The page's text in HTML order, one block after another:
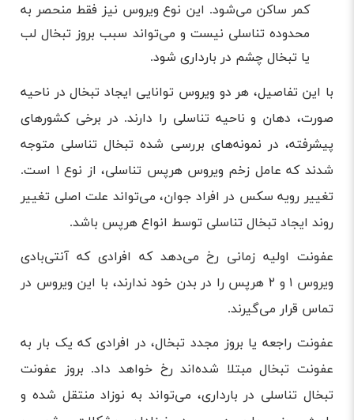
کمر ساکن می‌شود. این نوع ویروس نیز فقط منحصر به
محدوده تناسلی نیست و می‌تواند سبب بروز تبخال لب
یا تبخال چشم در بارداری شود.
با این تفاصیل، هر دو ویروس‌ توانایی ایجاد تبخال در ناحیه
صورت، دهان و ناحیه تناسلی را دارند. در برخی کشورهای
پیشرفته، در نمونه‌های بررسی شده تبخال تناسلی متوجه
شدند که عامل زخم ویروس هرپس تناسلی، از نوع ۱ است.
تغییر رویه سکس در افراد جوان، می‌تواند علت اصلی تغییر
روند ایجاد تبخال تناسلی توسط انواع هرپس باشد.
عفونت اولیه زمانی رخ می‌دهد که افرادی که آنتی‌بادی
ویروس ۱ و ۲ هرپس را در بدن خود ندارند، با این ویروس در
تماس قرار می‌گیرند.
عفونت راجعه یا بروز مجدد تبخال، در افرادی که یک بار به
عفونت تبخال مبتلا شده‌اند رخ خواهد داد. بروز عفونت
تبخال تناسلی در بارداری، می‌تواند به نوزاد منتقل شده و